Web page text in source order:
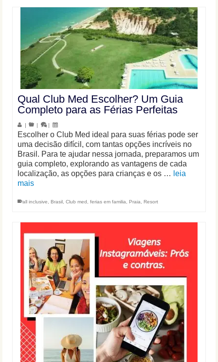
Qual Club Med Escolher? Um Guia
Completo para as Férias Perfeitas
| | |
Escolher o Club Med ideal para suas férias pode ser
uma decisão difícil, com tantas opções incríveis no
Brasil. Para te ajudar nessa jornada, preparamos um
guia completo, explorando as vantagens de cada
localização, as opções para crianças e os … leia
mais
all inclusive Brasil Club med ferias em familia Praia Resort